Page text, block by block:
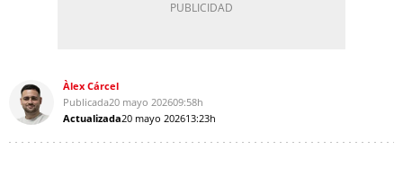
Àlex Cárcel
Publicada20 mayo 202609:58h
Actualizada20 mayo 202613:23h